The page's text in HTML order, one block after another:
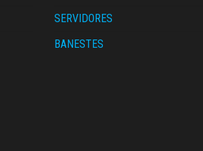
SERVIDORES
BANESTES